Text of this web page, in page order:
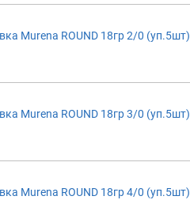
Murena ROUND 18гр 2/0 (уп.5шт)
Murena ROUND 18гр 3/0 (уп.5шт)
Murena ROUND 18гр 4/0 (уп.5шт)